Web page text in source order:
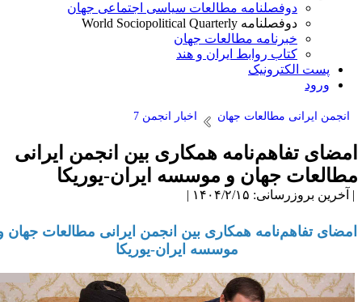
دوفصلنامه مطالعات سیاسی اجتماعی جهان
دوفصلنامه World Sociopolitical Quarterly
خبرنامه مطالعات جهان
کتاب روابط ایران و هند
پست الکترونیک
ورود
انجمن ایرانی مطالعات جهان اخبار انجمن 7
تفاهم‌نامه همکاری بین انجمن ایرانی
جهان و موسسه ایران-یوریکا
بروزرسانی: ۱۴۰۴/۲/۱۵ |
تفاهم‌نامه همکاری بین انجمن ایرانی مطالعات جهان و
موسسه ایران-یوریکا